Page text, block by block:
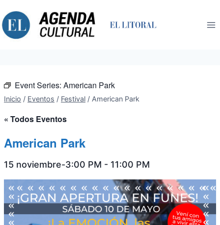
al
contenido
Event Series: American Park
Inicio / Eventos / Festival / American Park
« Todos Eventos
American Park
15 noviembre-3:00 PM - 11:00 PM